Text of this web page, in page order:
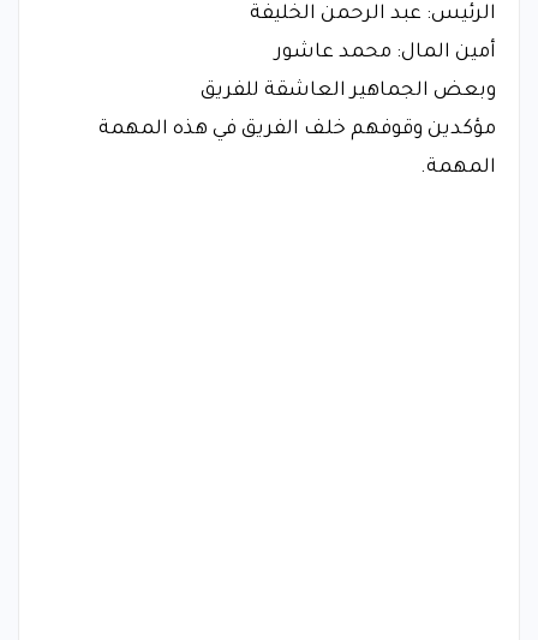
الرئيس: عبد الرحمن الخليفة
أمين المال: محمد عاشور
وبعض الجماهير العاشقة للفريق
مؤكدين وقوفهم خلف الفريق في هذه المهمة
المهمة.